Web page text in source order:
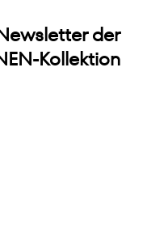
der
Kollektion